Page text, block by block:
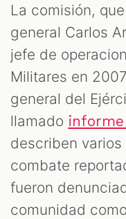
La comisión,
general Carlos
jefe de
Militares en
general del
llamado
describen
combate
fueron
comunidad